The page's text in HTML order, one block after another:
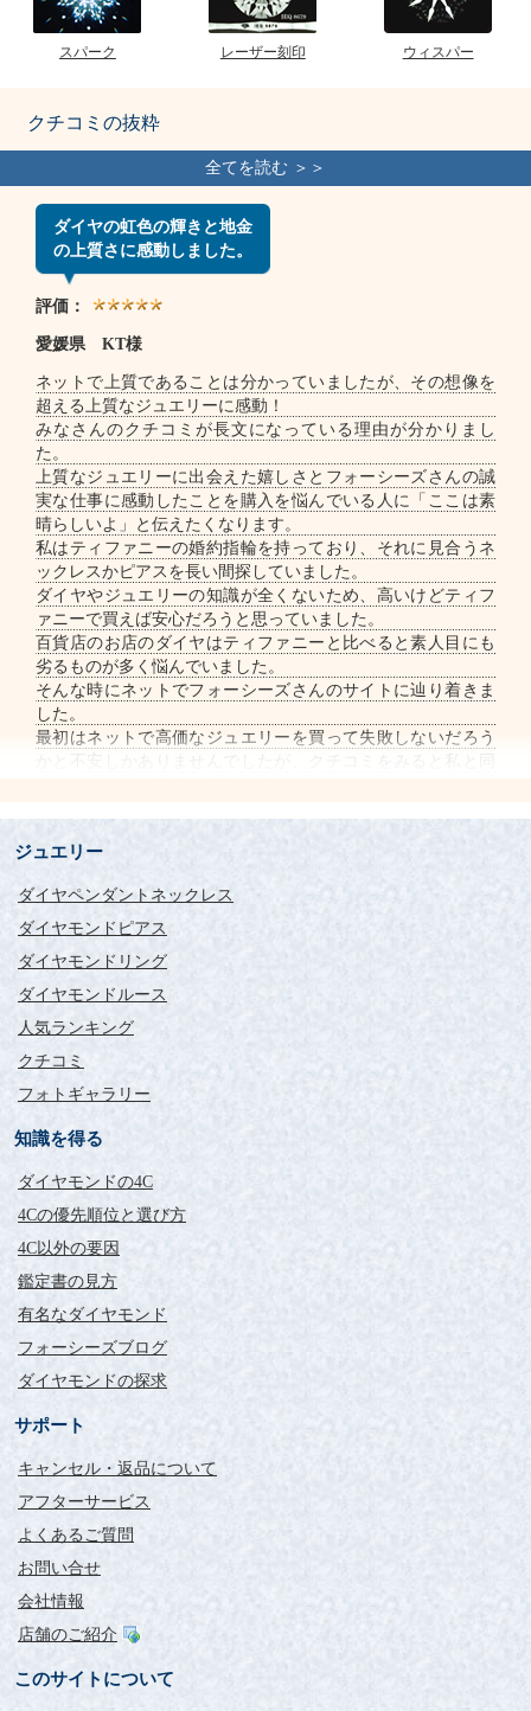
スパーク レーザー刻印 ウィスパー
クチコミの抜粋
ダイヤの虹色の輝きと地金
の上質さに感動しました。
評価：
愛媛県 KT様
ネットで上質であることは分かっていましたが、その想像を
超える上質なジュエリーに感動！
みなさんのクチコミが長文になっている理由が分かりまし
た。
上質なジュエリーに出会えた嬉しさとフォーシーズさんの誠
実な仕事に感動したことを購入を悩んでいる人に「ここは素
晴らしいよ」と伝えたくなります。
私はティファニーの婚約指輪を持っており、それに見合うネ
ックレスかピアスを長い間探していました。
ダイヤやジュエリーの知識が全くないため、高いけどティフ
ァニーで買えば安心だろうと思っていました。
百貨店のお店のダイヤはティファニーと比べると素人目にも
劣るものが多く悩んでいました。
そんな時にネットでフォーシーズさんのサイトに辿り着きま
した。
最初はネットで高価なジュエリーを買って失敗しないだろう
かと不安しかありませんでしたが、クチコミをみると私と同
私も同じです。
色の輝きと地金の上質さに感動しました。
どんなにダイヤが良くても地金をケチったりしていると安っ
ぽく見えるのですが、フォーシーズさんは横から見ても地金
がしっかり使われており、高さもありました。
普段使い用として0.3ctにしたのですが、ダイヤの輝きと地金
の厚さとしっかりとした上質な作りに更に大きく見えます。
優雅さがあり、ガツガツ使えないかもしれないです（笑）
ちなみに同じタイプのティファニーと比べると、ティファニ
た。
と思います。
指輪を他の所で購入しようと思っていましたが、届いたネッ
た。
またお世話になると思います。
また梱包も丁寧でフォーシーズさんの誠実な姿勢がダンボー
ルの梱包1つからも感じられました。
素晴らしい商品をありがとうございました。
ジュエリー
ダイヤペンダントネックレス
ダイヤモンドピアス
ダイヤモンドリング
ダイヤモンドルース
人気ランキング
クチコミ
フォトギャラリー
知識を得る
ダイヤモンドの4C
4Cの優先順位と選び方
4C以外の要因
鑑定書の見方
有名なダイヤモンド
フォーシーズブログ
ダイヤモンドの探求
サポート
キャンセル・返品について
アフターサービス
よくあるご質問
お問い合せ
会社情報
店舗のご紹介
このサイトについて